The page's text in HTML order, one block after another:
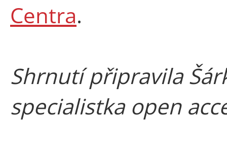
Centra.
Shrnutí připravila
specialistka open